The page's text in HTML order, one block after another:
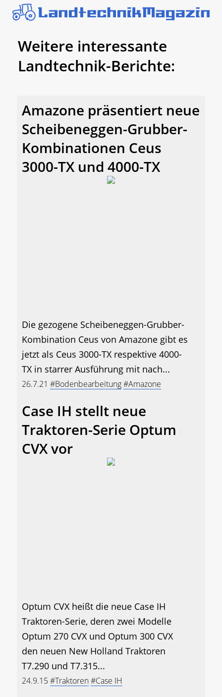
Weitere interessante
Landtechnik-Berichte:
Amazone präsentiert neue
Scheibeneggen-Grubber-
Kombinationen Ceus
3000-TX und 4000-TX
Die gezogene Scheibeneggen-Grubber-
Kombination Ceus von Amazone gibt es
jetzt als Ceus 3000-TX respektive 4000-
TX in starrer Ausführung mit nach...
26.7.21 #Bodenbearbeitung#Amazone
Case IH stellt neue
Traktoren-Serie Optum
CVX vor
Optum CVX heißt die neue Case IH
Traktoren-Serie, deren zwei Modelle
Optum 270 CVX und Optum 300 CVX
den neuen New Holland Traktoren
T7.290 und T7.315...
24.9.15#Traktoren#Case IH